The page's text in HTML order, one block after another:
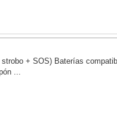
+ SOS) Baterías
...